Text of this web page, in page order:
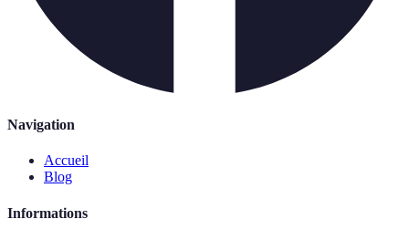
Navigation
Accueil
Blog
Informations